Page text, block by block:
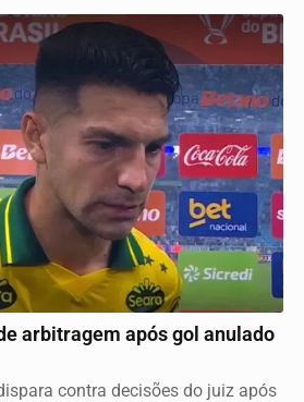
arbitragem após gol anulado
contra decisões do juiz após